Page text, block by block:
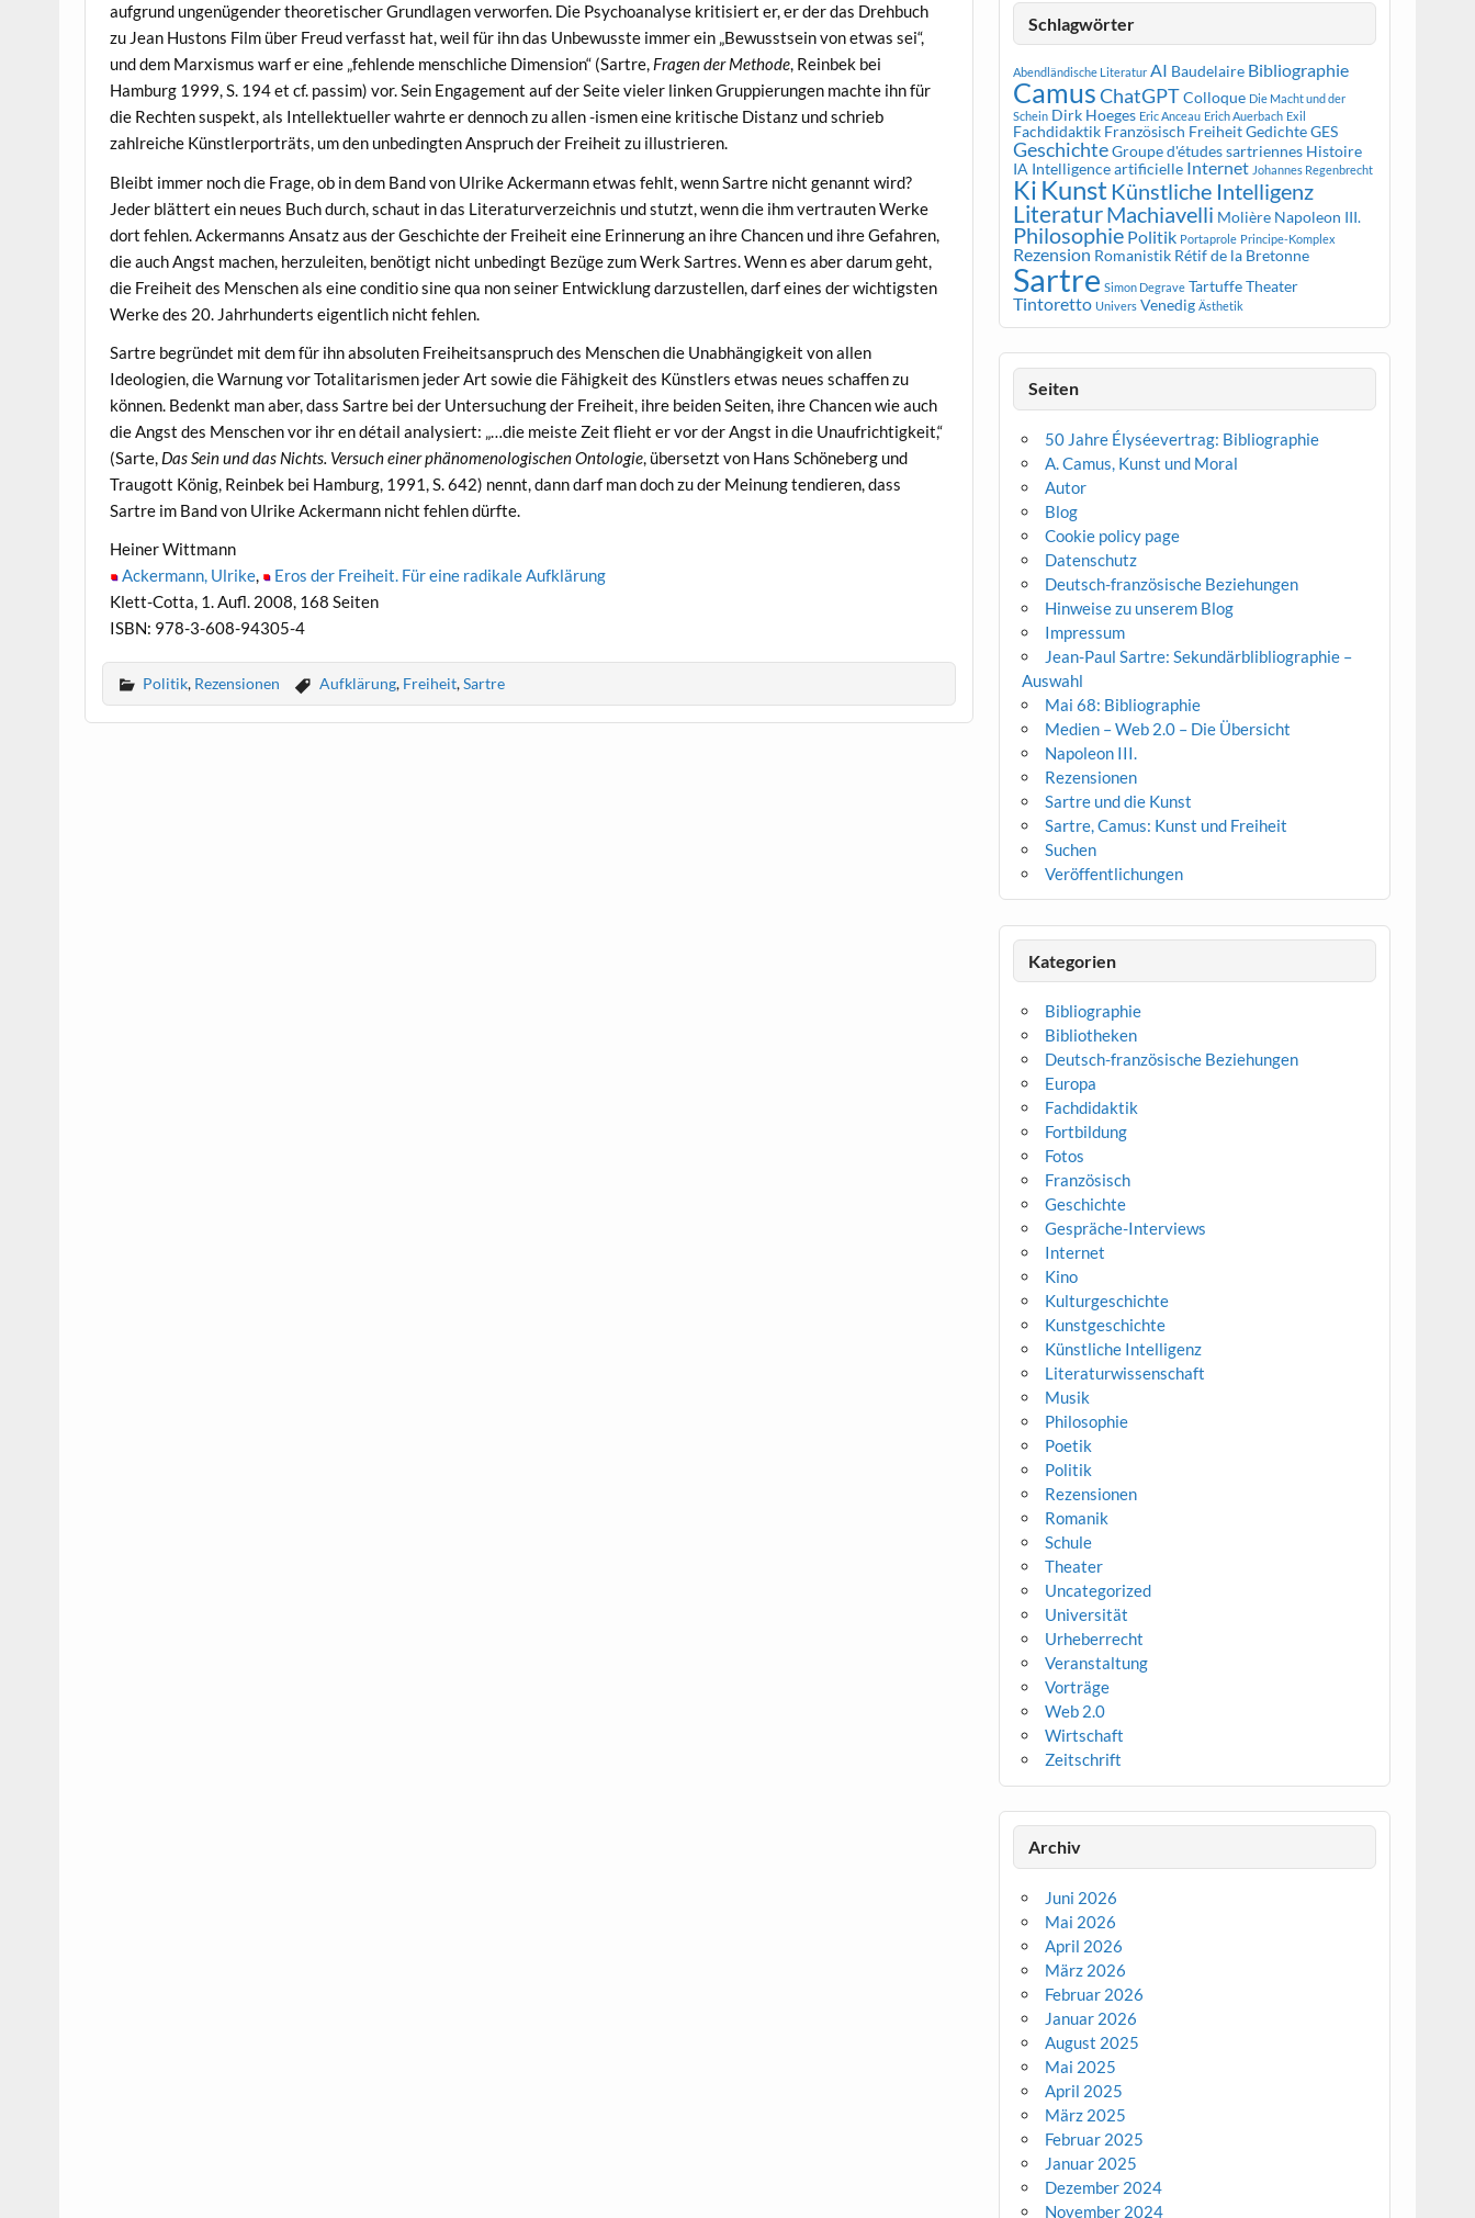
aufgrund ungenügender theoretischer Grundlagen verworfen. Die Psychoanalyse kritisiert er, er der das Drehbuch
zu Jean Hustons Film über Freud verfasst hat, weil für ihn das Unbewusste immer ein „Bewusstsein von etwas sei“,
und dem Marxismus warf er eine „fehlende menschliche Dimension“ (Sartre, Fragen der Methode, Reinbek bei
Hamburg 1999, S. 194 et cf. passim) vor. Sein Engagement auf der Seite vieler linken Gruppierungen machte ihn für
die Rechten suspekt, als Intellektueller wahrte er dennoch zu allen -ismen eine kritische Distanz und schrieb
zahlreiche Künstlerporträts, um den unbedingten Anspruch der Freiheit zu illustrieren.
Bleibt immer noch die Frage, ob in dem Band von Ulrike Ackermann etwas fehlt, wenn Sartre nicht genannt wird?
Jeder blättert ein neues Buch durch, schaut in das Literaturverzeichnis und stutzt, wenn die ihm vertrauten Werke
dort fehlen. Ackermanns Ansatz aus der Geschichte der Freiheit eine Erinnerung an ihre Chancen und ihre Gefahren,
die auch Angst machen, herzuleiten, benötigt nicht unbedingt Bezüge zum Werk Sartres. Wenn es aber darum geht,
die Freiheit des Menschen als eine conditio sine qua non seiner Entwicklung darzustellen, darf eines der wichtigsten
Werke des 20. Jahrhunderts eigentlich nicht fehlen.
Sartre begründet mit dem für ihn absoluten Freiheitsanspruch des Menschen die Unabhängigkeit von allen
Ideologien, die Warnung vor Totalitarismen jeder Art sowie die Fähigkeit des Künstlers etwas neues schaffen zu
können. Bedenkt man aber, dass Sartre bei der Untersuchung der Freiheit, ihre beiden Seiten, ihre Chancen wie auch
die Angst des Menschen vor ihr en détail analysiert: „…die meiste Zeit flieht er vor der Angst in die Unaufrichtigkeit,“
(Sarte, Das Sein und das Nichts. Versuch einer phänomenologischen Ontologie, übersetzt von Hans Schöneberg und
Traugott König, Reinbek bei Hamburg, 1991, S. 642) nennt, dann darf man doch zu der Meinung tendieren, dass
Sartre im Band von Ulrike Ackermann nicht fehlen dürfte.
Heiner Wittmann
Ackermann, Ulrike,
Eros der Freiheit. Für eine radikale Aufklärung
Klett-Cotta, 1. Aufl. 2008, 168 Seiten
ISBN: 978-3-608-94305-4
Politik, Rezensionen Aufklärung, Freiheit,Sartre
Schlagwörter
Abendländische Literatur AI Baudelaire Bibliographie
CamusChatGPTColloque Die Macht und der
Schein Dirk Hoeges Eric Anceau Erich Auerbach Exil
Fachdidaktik Französisch FreiheitGedichteGES
GeschichteGroupe d'études sartriennes Histoire
IA Intelligence artificielle Internet Johannes Regenbrecht
Ki Kunst Künstliche Intelligenz
LiteraturMachiavelli Molière Napoleon III.
Philosophie Politik Portaprole Principe-Komplex
Rezension Romanistik Rétif de la Bretonne
Sartre Simon Degrave TartuffeTheater
Tintoretto Univers Venedig Ästhetik
Seiten
50 Jahre Élyséevertrag: Bibliographie
A. Camus, Kunst und Moral
Autor
Blog
Cookie policy page
Datenschutz
Deutsch-französische Beziehungen
Hinweise zu unserem Blog
Impressum
Jean-Paul Sartre: Sekundärblibliographie –
Auswahl
Mai 68: Bibliographie
Medien – Web 2.0 – Die Übersicht
Napoleon III.
Rezensionen
Sartre und die Kunst
Sartre, Camus: Kunst und Freiheit
Suchen
Veröffentlichungen
Kategorien
Bibliographie
Bibliotheken
Deutsch-französische Beziehungen
Europa
Fachdidaktik
Fortbildung
Fotos
Französisch
Geschichte
Gespräche-Interviews
Internet
Kino
Kulturgeschichte
Kunstgeschichte
Künstliche Intelligenz
Literaturwissenschaft
Musik
Philosophie
Poetik
Politik
Rezensionen
Romanik
Schule
Theater
Uncategorized
Universität
Urheberrecht
Veranstaltung
Vorträge
Web 2.0
Wirtschaft
Zeitschrift
Archiv
Juni 2026
Mai 2026
April 2026
März 2026
Februar 2026
Januar 2026
August 2025
Mai 2025
April 2025
März 2025
Februar 2025
Januar 2025
Dezember 2024
November 2024